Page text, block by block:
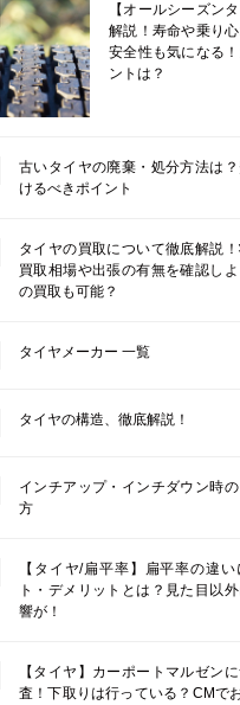
【オールシーズン
解説！寿命や乗り
安全性も気になる
ントは？
古いタイヤの廃棄・処分方法は
けるべきポイント
タイヤの買取について徹底解説
買取相場や出張の有無を確認し
の買取も可能？
タイヤメーカー 一覧
タイヤの構造、徹底解説！
インチアップ・インチダウン時
方
【タイヤ/扁平率】扁平率の違
ト・デメリットとは？見た目以
響が！
【タイヤ】カーポートマルゼン
査！下取りは行っている？CMで